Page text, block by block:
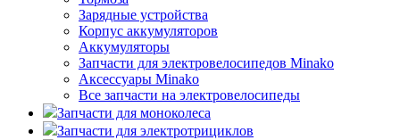
Зарядные устройства
Корпус аккумуляторов
Аккумуляторы
Запчасти для электровелосипедов Minako
Аксессуары Minako
Все запчасти на электровелосипеды
Запчасти для моноколеса
Запчасти для электротрициклов